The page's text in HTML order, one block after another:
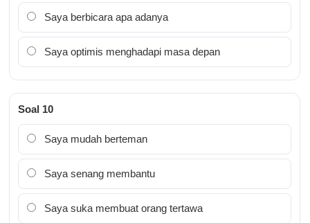
Saya berbicara apa adanya
Saya optimis menghadapi masa depan
Soal 10
Saya mudah berteman
Saya senang membantu
Saya suka membuat orang tertawa